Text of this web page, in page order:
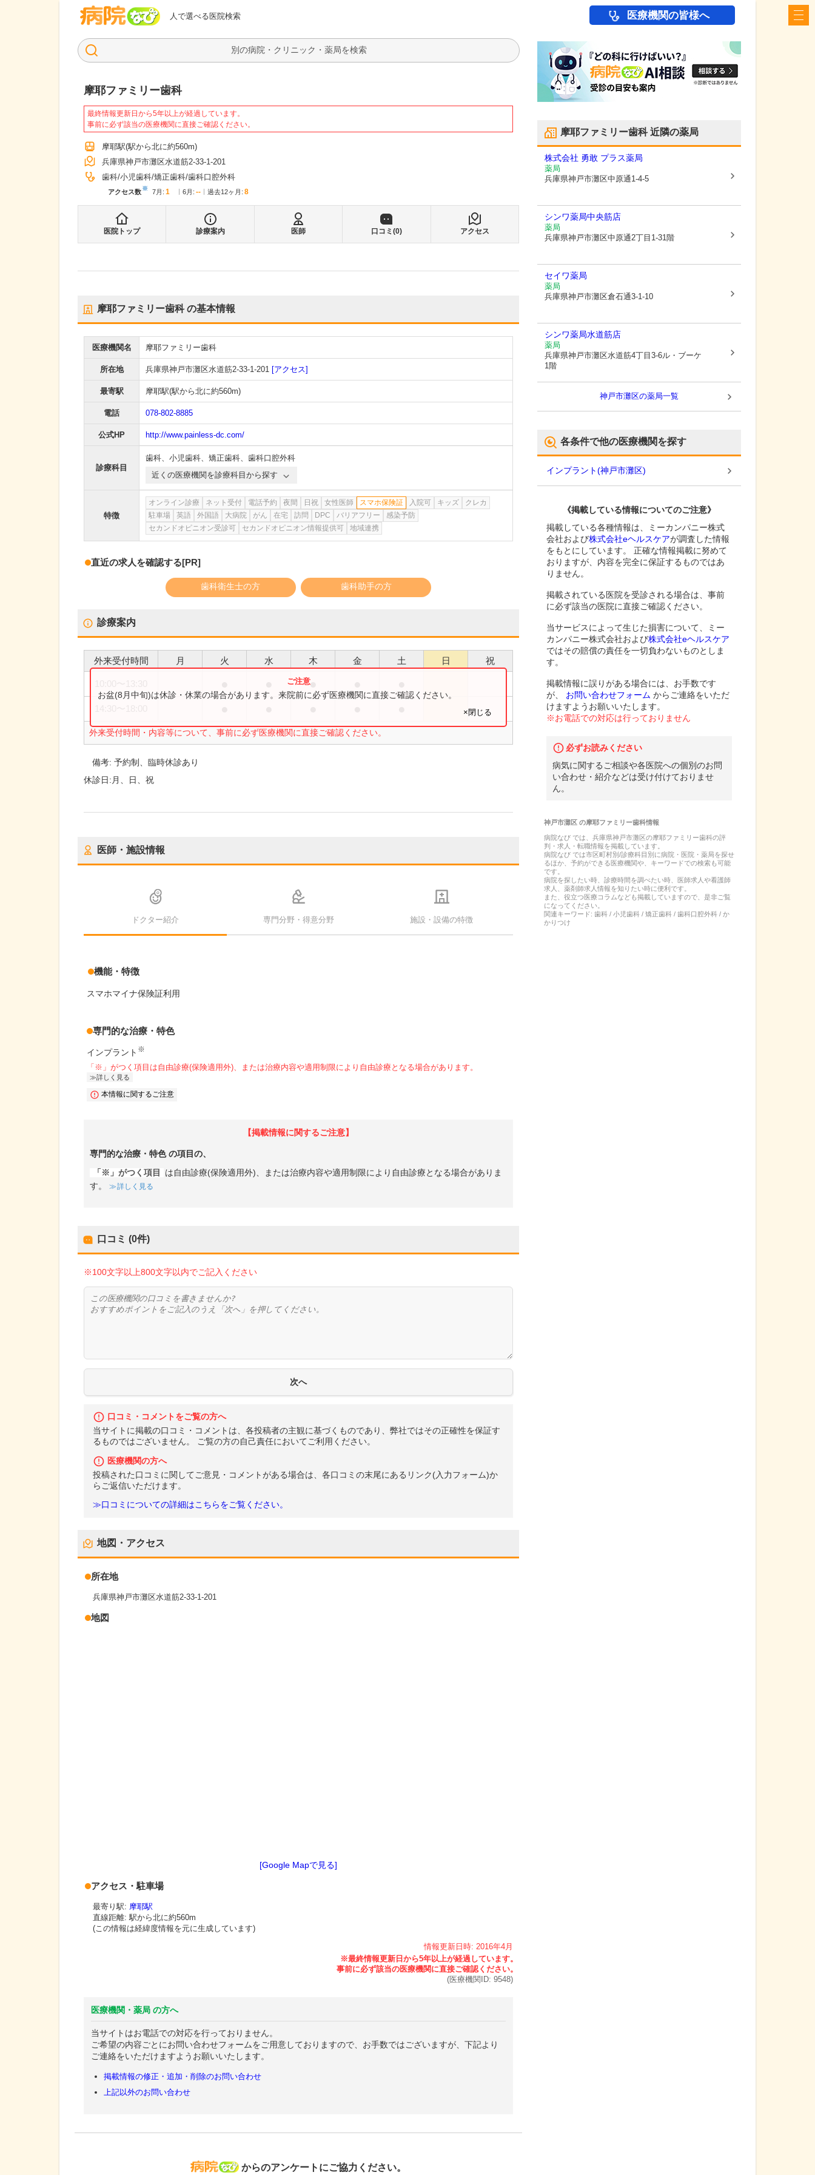
人で選べる医院検索
病院なび 医療機関の皆様へ
検索
摩耶ファミリー歯科
最終情報更新日から5年以上が経過しています。
事前に必ず該当の医療機関に直接ご確認ください。
摩耶駅(駅から北に約560m)
兵庫県神戸市灘区水道筋2-33-1-201
歯科 小児歯科 矯正歯科 歯科口腔外科
アクセス数※ 7月 : 1 6月 : -- 過去12ヶ月: 8
医院トップ 診療案内 医師 口コミ(0) アクセス
摩耶ファミリー歯科の基本情報
医療機関名 摩耶ファミリー歯科
所在地 兵庫県神戸市灘区水道筋2-33-1-201 [アクセス]
最寄駅 摩耶駅(駅から北に約560m)
電話 078-802-8885
公式HP http://www.painless-dc.com/
診療科目
歯科、 小児歯科、 矯正歯科、 歯科口腔外科
近くの医療機関を診療科目から探す
特徴
オンライン診療 ネット受付 電話予約 夜間 日祝 女性医師 スマホ保険証 入院可 キッズ
クレカ
駐車場
英語 外国語 大病院 がん 在宅 訪問 DPC バリアフリー
感染予防
セカンドオピニオン受診可
セカンドオピニオン情報提供可 地域連携
直近の求人を確認する[PR]
歯科衛生士の方 歯科助手の方
診療案内
外来受付時間 月 火 水 木 金 土 日 祝
●
外来受付時間・内容等について、事前に必ず医療機関に直接ご確認ください。
お盆(8月中旬)は休診・休業の場合があります。来院前に必ず医療機関に直接ご確認ください。
×閉じる
備考:予約制、臨時休診あり
休診日: 月、日、祝
医師・施設情報
ドクター紹介 専門分野・得意分野 施設・設備の特徴
機能・特徴
スマホマイナ保険証利用
専門的な治療・特色
インプラント ※
「※」がつく項目は自由診療(保険適用外)、または治療内容や適用制限により自由診療となる場合があります。
詳しく見る
本情報に関するご注意
【掲載情報に関するご注意】
専門的な治療・特色の項目の、
「※」がつく項目
は自由診療(保険適用外)、または治療内容や適用制限により自由診療となる場合がありま
す。
詳しく見る
口コミ (0件)
※100文字以上800文字以内でご記入ください
口コミ・コメントをご覧の方へ
当サイトに掲載の口コミ・コメントは、各投稿者の主観に基づくものであり、弊社ではその正確性を保証す
るものではございません。 ご覧の方の自己責任においてご利用ください。
医療機関の方へ
投稿された口コミに関してご意見・コメントがある場合は、各口コミの末尾にあるリンク(入力フォーム)か
らご返信いただけます。
≫口コミについての詳細はこちらをご覧ください。
地図・アクセス
所在地
兵庫県神戸市灘区水道筋2-33-1-201
地図
[Google Mapで見る]
アクセス・駐車場
最寄り駅: 摩耶駅
直線距離: 駅から北に約560m
(この情報は経緯度情報を元に生成しています)
情報更新日時: 2016年4月
(医療機関ID: 9548)
医療機関・薬局 の方へ
当サイトはお電話での対応を行っておりません。
ご希望の内容ごとにお問い合わせフォームをご用意しておりますので、お手数ではございますが、下記より
ご連絡をいただけますようお願いいたします。
掲載情報の修正・追加・削除のお問い合わせ
上記以外のお問い合わせ
病院なび
からのアンケートにご協力ください。
摩耶ファミリー歯科近隣の薬局
株式会社 勇敢 プラス薬局
薬局
兵庫県神戸市灘区中原通1-4-5
シンワ薬局中央筋店
薬局
兵庫県神戸市灘区中原通2丁目1-31階
セイワ薬局
薬局
兵庫県神戸市灘区倉石通3-1-10
シンワ薬局水道筋店
薬局
兵庫県神戸市灘区水道筋4丁目3-6ル・ブーケ
1階
神戸市灘区の薬局一覧
各条件で他の医療機関を探す
インプラント(神戸市灘区)
《掲載している情報についてのご注意》
掲載している各種情報は、ミーカンパニー株式
会社および株式会社eヘルスケアが調査した情報
をもとにしています。 正確な情報掲載に努めて
おりますが、内容を完全に保証するものではあ
りません。
掲載されている医院を受診される場合は、事前
に必ず該当の医院に直接ご確認ください。
当サービスによって生じた損害について、ミー
カンパニー株式会社および株式会社eヘルスケア
ではその賠償の責任を一切負わないものとしま
す。
掲載情報に誤りがある場合には、お手数です
が、
お問い合わせフォーム からご連絡をいただ
けますようお願いいたします。
※お電話での対応は行っておりません
必ずお読みください
病気に関するご相談や各医院への個別のお問
い合わせ・紹介などは受け付けておりませ
ん。
神戸市灘区の摩耶ファミリー歯科情報
病院なび では、 兵庫県神戸市灘区の摩耶ファミリー歯科の評
判・求人・転職情報を掲載しています。
病院なび では市区町村別/診療科目別に病院・医院・薬局を探せ
るほか、予約ができる医療機関や、キーワードでの検索も可能
です。
病院を探したい時、診療時間を調べたい時、医師求人や看護師
求人、薬剤師求人情報を知りたい時に便利です。
また、役立つ医療コラムなども掲載していますので、是非ご覧
になってください。
関連キーワード: 歯科 / 小児歯科 / 矯正歯科 / 歯科口腔外科 / か
かりつけ